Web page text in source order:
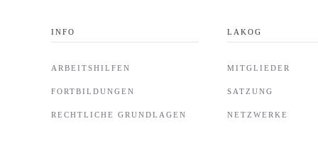
INFO
ARBEITSHILFEN
FORTBILDUNGEN
RECHTLICHE GRUNDLAGEN
LAKOG
MITGLIEDER
SATZUNG
NETZWERKE